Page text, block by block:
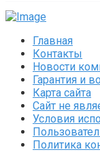
Главная
Контакты
Новости
Гарантия и
Карта сайта
Сайт не
Условия
Политика